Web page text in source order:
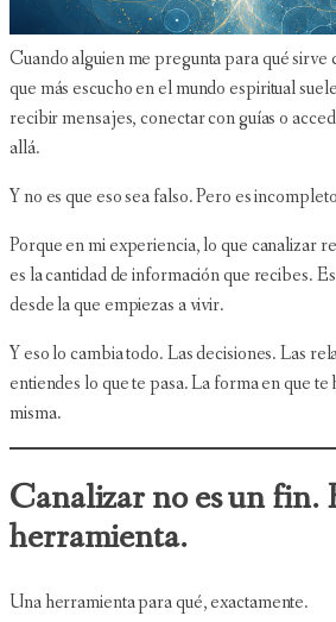
Cuando alguien me pregunta para qué sirve
que más escucho en el mundo espiritual
recibir mensajes, conectar con guías o
allá.
Y no es que eso sea falso. Pero es
Porque en mi experiencia, lo que canalizar
es la cantidad de información que recibes.
desde la que empiezas a vivir.
Y eso lo cambia todo. Las decisiones. Las
entiendes lo que te pasa. La forma en que te
misma.
Canalizar no es un fin.
herramienta.
Una herramienta para qué, exactamente.